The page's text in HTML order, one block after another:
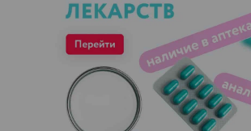
ЭФФЕКТИВНАЯ РЕКЛАМА НА